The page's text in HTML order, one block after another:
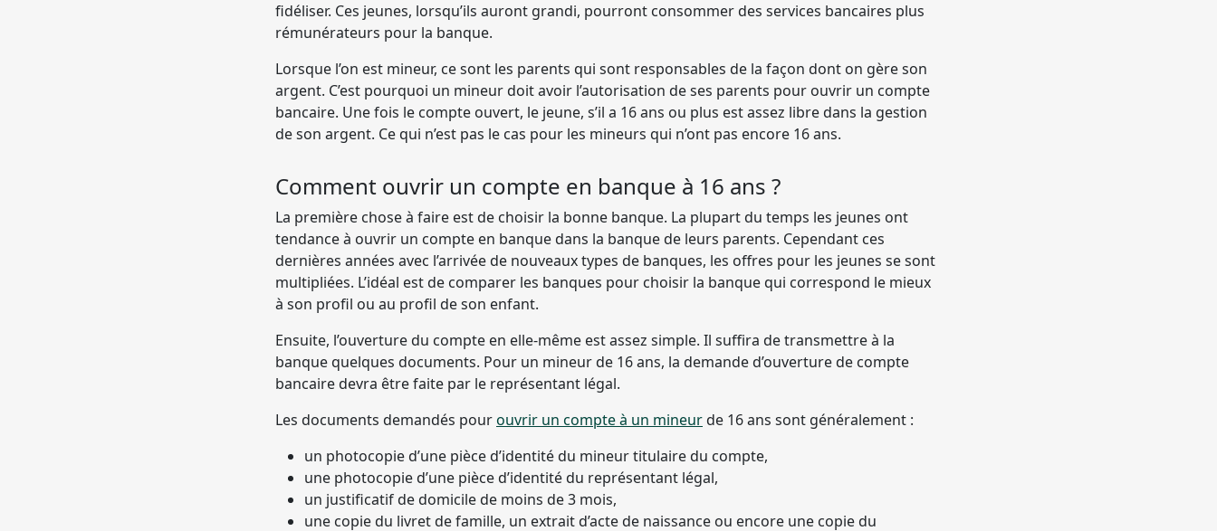
fidéliser. Ces jeunes, lorsqu’ils auront grandi, pourront consommer des services bancaires plus
rémunérateurs pour la banque.
Lorsque l’on est mineur, ce sont les parents qui sont responsables de la façon dont on gère son
argent. C’est pourquoi un mineur doit avoir l’autorisation de ses parents pour ouvrir un compte
bancaire. Une fois le compte ouvert, le jeune, s’il a 16 ans ou plus est assez libre dans la gestion
de son argent. Ce qui n’est pas le cas pour les mineurs qui n’ont pas encore 16 ans.
Comment ouvrir un compte en banque à 16 ans ?
La première chose à faire est de choisir la bonne banque. La plupart du temps les jeunes ont
tendance à ouvrir un compte en banque dans la banque de leurs parents. Cependant ces
dernières années avec l’arrivée de nouveaux types de banques, les offres pour les jeunes se sont
multipliées. L’idéal est de comparer les banques pour choisir la banque qui correspond le mieux
à son profil ou au profil de son enfant.
Ensuite, l’ouverture du compte en elle-même est assez simple. Il suffira de transmettre à la
banque quelques documents. Pour un mineur de 16 ans, la demande d’ouverture de compte
bancaire devra être faite par le représentant légal.
Les documents demandés pourouvrir un compte à un mineurde 16 ans sont généralement :
un photocopie d’une pièce d’identité du mineur titulaire du compte,
une photocopie d’une pièce d’identité du représentant légal,
un justificatif de domicile de moins de 3 mois,
une copie du livret de famille, un extrait d’acte de naissance ou encore une copie du